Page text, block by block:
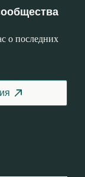
о последних